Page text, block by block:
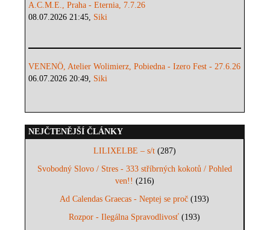
A.C.M.E., Praha - Eternia, 7.7.26
08.07.2026 21:45, Siki
VENENÖ, Atelier Wolimierz, Pobiedna - Izero Fest - 27.6.26
06.07.2026 20:49, Siki
NEJČTENĚJŠÍ ČLÁNKY
LILIXELBE – s/t(287)
Svobodný Slovo / Stres - 333 stříbrných kokotů / Pohled
ven!! (216)
Ad Calendas Graecas - Neptej se proč (193)
Rozpor - Ilegálna Spravodlivosť (193)